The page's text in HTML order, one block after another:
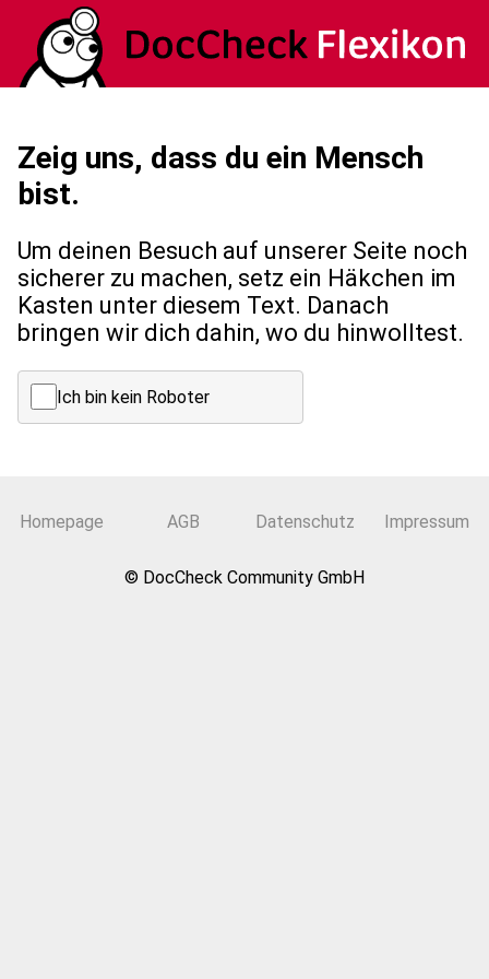
Zeig uns, dass du ein Mensch
bist.
Um deinen Besuch auf unserer Seite noch
sicherer zu machen, setz ein Häkchen im
Kasten unter diesem Text. Danach
bringen wir dich dahin, wo du hinwolltest.
Ich bin kein Roboter
Homepage AGB Datenschutz Impressum
© DocCheck Community GmbH